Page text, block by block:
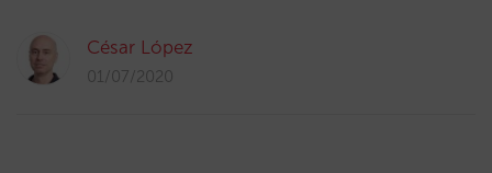
César López
01/07/2020